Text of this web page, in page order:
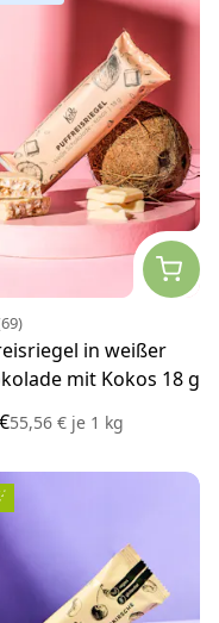
in weißer
mit Kokos 18 g
55,56 € je 1 kg